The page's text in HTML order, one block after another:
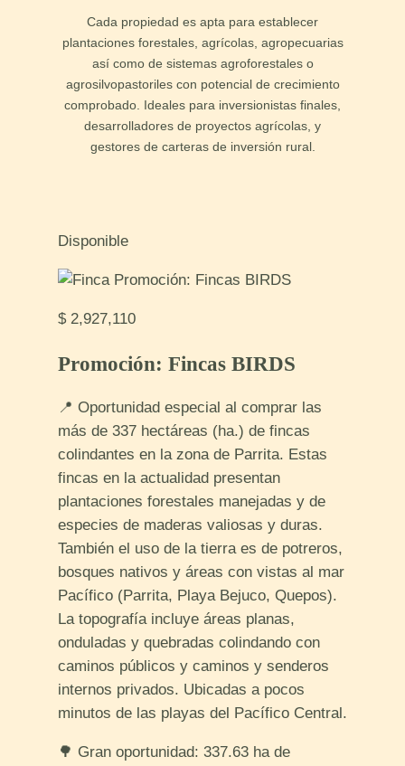
Cada propiedad es apta para establecer
plantaciones forestales, agrícolas, agropecuarias
así como de sistemas agroforestales o
agrosilvopastoriles con potencial de crecimiento
comprobado. Ideales para inversionistas finales,
desarrolladores de proyectos agrícolas, y
gestores de carteras de inversión rural.
Disponible
$ 2,927,110
Promoción: Fincas BIRDS
📍 Oportunidad especial al comprar las
más de 337 hectáreas (ha.) de fincas
colindantes en la zona de Parrita. Estas
fincas en la actualidad presentan
plantaciones forestales manejadas y de
especies de maderas valiosas y duras.
También el uso de la tierra es de potreros,
bosques nativos y áreas con vistas al mar
Pacífico (Parrita, Playa Bejuco, Quepos).
La topografía incluye áreas planas,
onduladas y quebradas colindando con
caminos públicos y caminos y senderos
internos privados. Ubicadas a pocos
minutos de las playas del Pacífico Central.
🌳 Gran oportunidad: 337.63 ha de